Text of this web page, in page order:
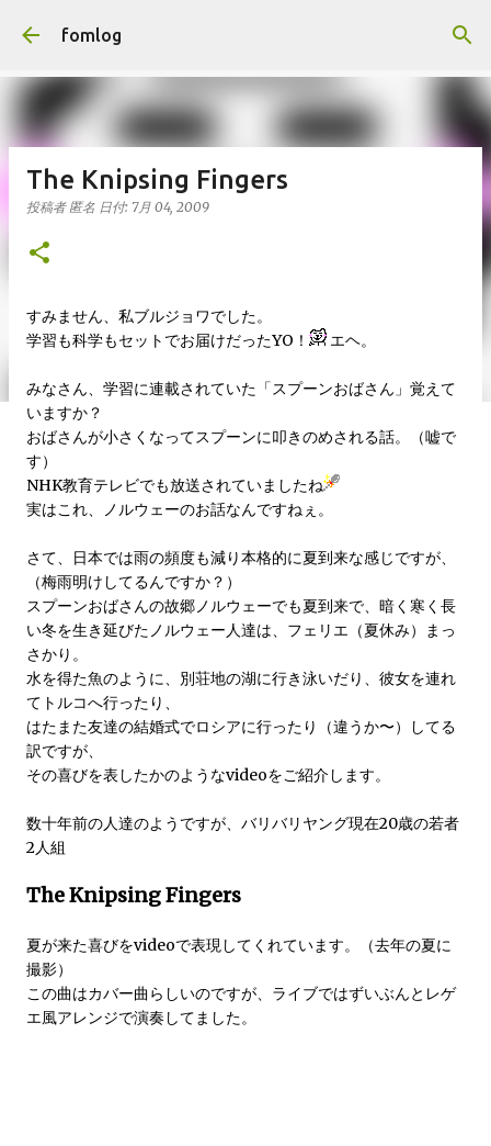
スキップしてメイン コンテンツに移動
fomlog
The Knipsing Fingers
投稿者 匿名 日付: 7月 04, 2009
すみません、私ブルジョワでした。
学習も科学もセットでお届けだったYO！
エヘ。
みなさん、学習に連載されていた「スプーンおばさん」覚えて
いますか？
おばさんが小さくなってスプーンに叩きのめされる話。（嘘で
す）
NHK教育テレビでも放送されていましたね
実はこれ、ノルウェーのお話なんですねぇ。
さて、日本では雨の頻度も減り本格的に夏到来な感じですが、
（梅雨明けしてるんですか？）
スプーンおばさんの故郷ノルウェーでも夏到来で、暗く寒く長
い冬を生き延びたノルウェー人達は、フェリエ（夏休み）まっ
さかり。
水を得た魚のように、別荘地の湖に行き泳いだり、彼女を連れ
てトルコへ行ったり、
はたまた友達の結婚式でロシアに行ったり（違うか〜）してる
訳ですが、
その喜びを表したかのようなvideoをご紹介します。
数十年前の人達のようですが、バリバリヤング現在20歳の若者
2人組
The Knipsing Fingers
夏が来た喜びをvideoで表現してくれています。（去年の夏に
撮影）
この曲はカバー曲らしいのですが、ライブではずいぶんとレゲ
エ風アレンジで演奏してました。